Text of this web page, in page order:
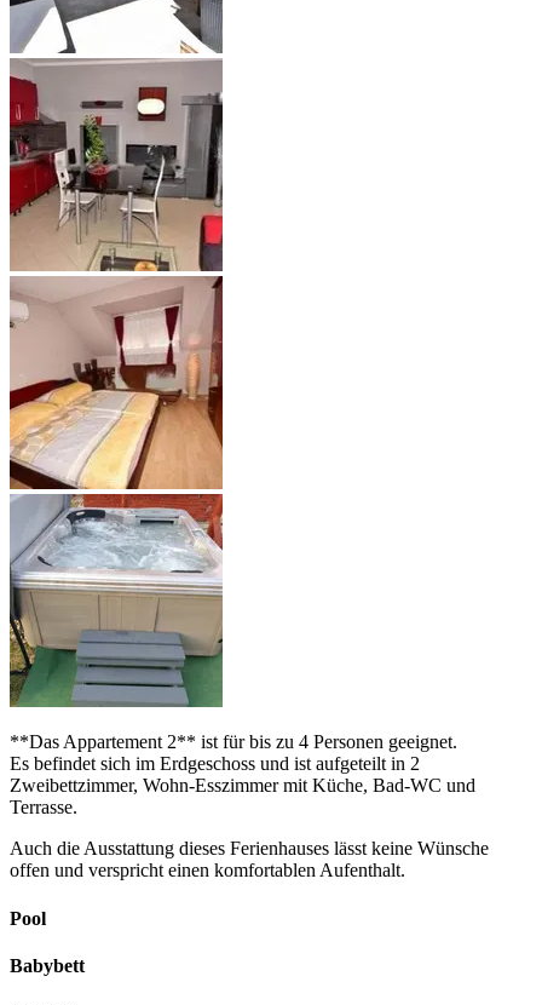
**Das Appartement 2** ist für bis zu 4 Personen geeignet.
Es befindet sich im Erdgeschoss und ist aufgeteilt in 2
Zweibettzimmer, Wohn-Esszimmer mit Küche, Bad-WC und
Terrasse.
Auch die Ausstattung dieses Ferienhauses lässt keine Wünsche
offen und verspricht einen komfortablen Aufenthalt.
Pool
Babybett